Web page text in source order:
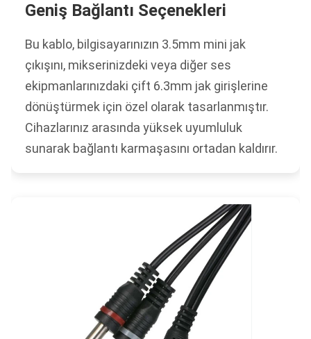
Geniş Bağlantı Seçenekleri
Bu kablo, bilgisayarınızın 3.5mm mini jak
çıkışını, mikserinizdeki veya diğer ses
ekipmanlarınızdaki çift 6.3mm jak girişlerine
dönüştürmek için özel olarak tasarlanmıştır.
Cihazlarınız arasında yüksek uyumluluk
sunarak bağlantı karmaşasını ortadan kaldırır.